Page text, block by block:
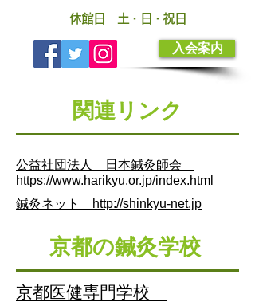
休館日
土・日・祝日
入会案内
関連リンク
公益社団法人 日本鍼灸師会
https://www.harikyu.or.jp/index.html
鍼灸ネット http://shinkyu-net.jp
京都の鍼灸学校
京都医健専門学校